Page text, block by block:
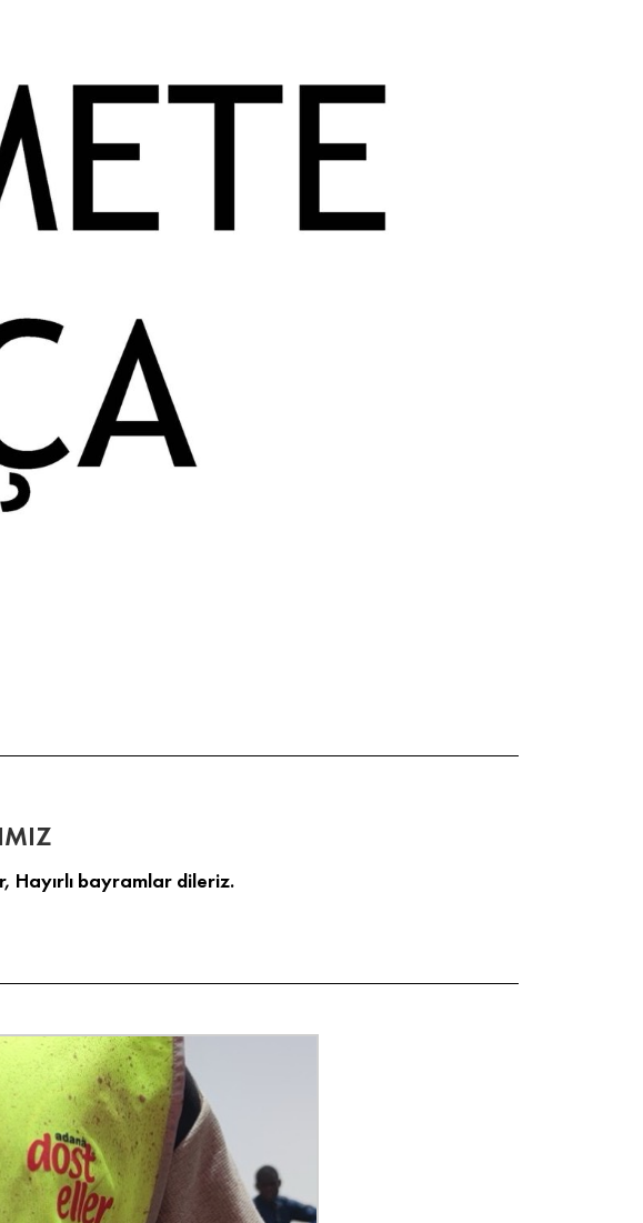
Hayırlı bayramlar dileriz.